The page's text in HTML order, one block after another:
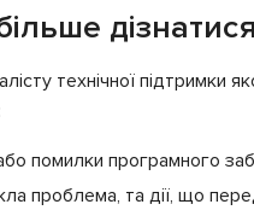
технічної підтримки
помилки програмного
проблема, та дії, що